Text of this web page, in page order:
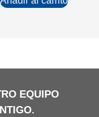
EQUIPO